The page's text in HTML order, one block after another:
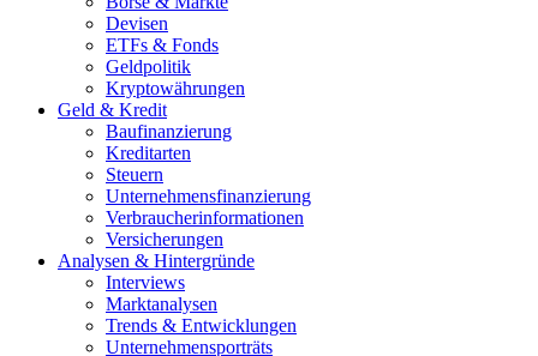
Devisen
ETFs & Fonds
Geldpolitik
Kryptowährungen
Geld & Kredit
Baufinanzierung
Kreditarten
Steuern
Unternehmensfinanzierung
Verbraucherinformationen
Versicherungen
Analysen & Hintergründe
Interviews
Marktanalysen
Trends & Entwicklungen
Unternehmensporträts